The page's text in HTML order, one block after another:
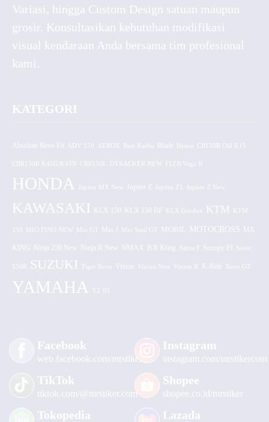
Variasi, hingga Custom Design satuan maupun
grosir. Konsultasikan kebutuhan modifikasi
visual kendaraan Anda bersama tim profesional
kami.
KATEGORI
Absolute Revo Fit ADV 150 AEROX CB150R Old K15
CBR150R K45G/K45N CRF150L DTRACKER NEW F1ZR/Vega R
HONDA Jupiter MX New Jupiter Z
KAWASAKI KLX 150 KLX 150 BF KLX Gordon KTM KTM
250 MIO FINO NEW Mio GT Mio J Mio Soul GT MOBIL MOTOCROSS MX
KING Ninja 250 New Ninja R New NMAX RX King Satria F Scoopy FI Sonic
150R SUZUKI Tiger Revo Vixion Vixion New Vixion R X-Ride Xeon GT
YAMAHA YZ 85
Facebook
web.facebook.com/mrstiker
Instagram
instagram.com/mrstikercom
TikTok
tiktok.com/@mrstiker.com
Shopee
shopee.co.id/mrstiker
Tokopedia Lazada